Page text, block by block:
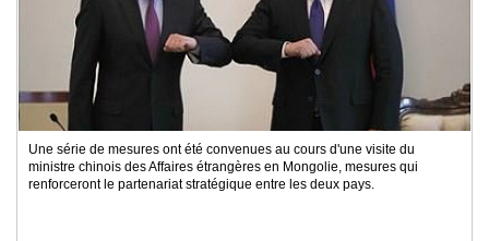
Une série de mesures ont été convenues au cours d'une visite du
ministre chinois des Affaires étrangères en Mongolie, mesures qui
renforceront le partenariat stratégique entre les deux pays.